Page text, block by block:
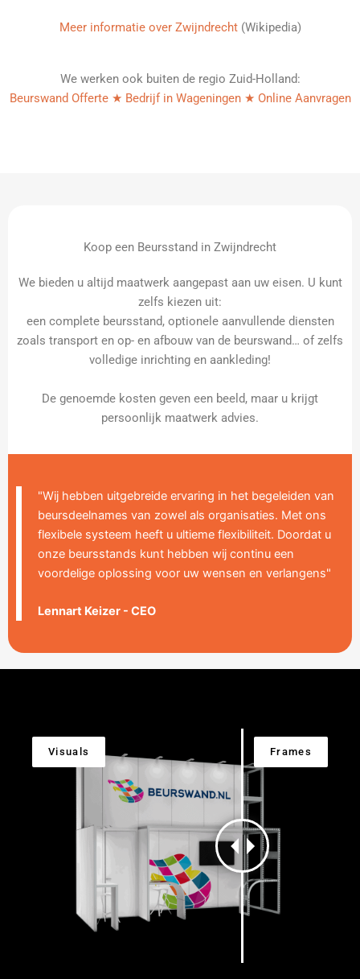
Meer informatie over Zwijndrecht(Wikipedia)
We werken ook buiten de regio Zuid-Holland:
Beurswand Offerte ★ Bedrijf in Wageningen ★ Online Aanvragen
Koop een Beursstand in Zwijndrecht
We bieden u altijd maatwerk aangepast aan uw eisen. U kunt
zelfs kiezen uit:
een complete beursstand, optionele aanvullende diensten
zoals transport en op- en afbouw van de beurswand… of zelfs
volledige inrichting en aankleding!
De genoemde kosten geven een beeld, maar u krijgt
persoonlijk maatwerk advies.
"Wij hebben uitgebreide ervaring in het begeleiden van
beursdeelnames van zowel als organisaties. Met ons
flexibele systeem heeft u ultieme flexibiliteit. Doordat u
onze beursstands kunt hebben wij continu een
voordelige oplossing voor uw wensen en verlangens"
Lennart Keizer - CEO